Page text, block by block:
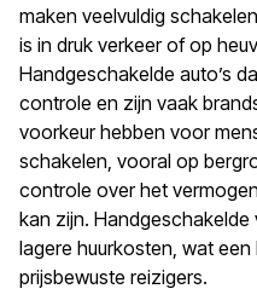
maken veelvuldig
is in druk verkeer of op
Handgeschakelde auto’s
controle en zijn vaak
voorkeur hebben voor
schakelen, vooral op
controle over het
kan zijn.
lagere huurkosten, wat
prijsbewuste reizigers.